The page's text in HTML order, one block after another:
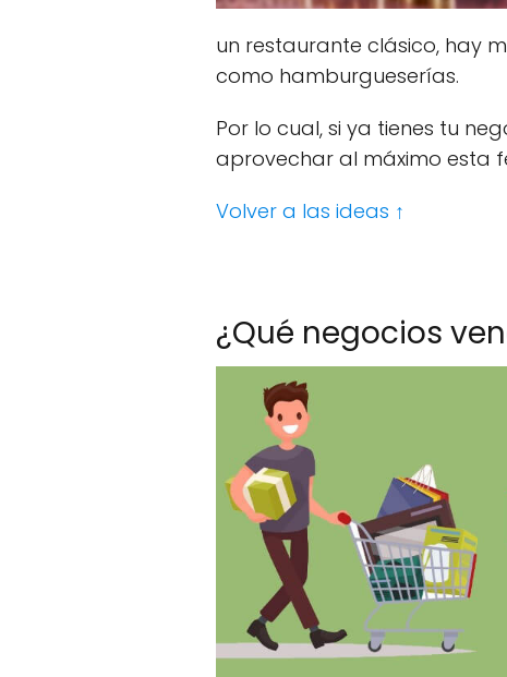
un restaurante clásico, hay
como hamburgueserías.
Por lo cual, si ya tienes tu
aprovechar al máximo esta
Volver a las ideas ↑
¿Qué negocios